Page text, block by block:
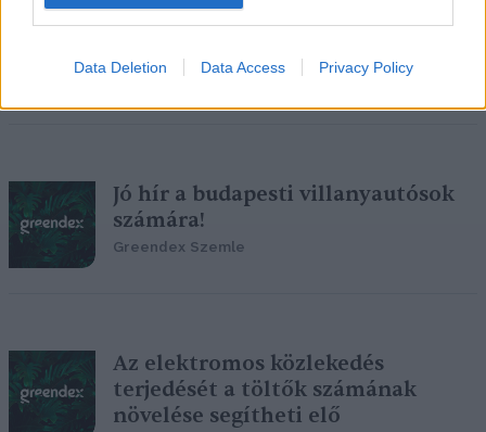
Data Deletion Data Access Privacy Policy
Itthon is kezd kiépülni az e-autós
Greendex Szemle
Jó hír a budapesti villanyautósok
számára!
Greendex Szemle
Az elektromos közlekedés
terjedését a töltők számának
növelése segítheti elő